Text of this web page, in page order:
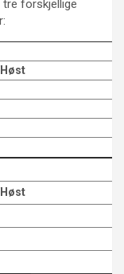
forskjellige